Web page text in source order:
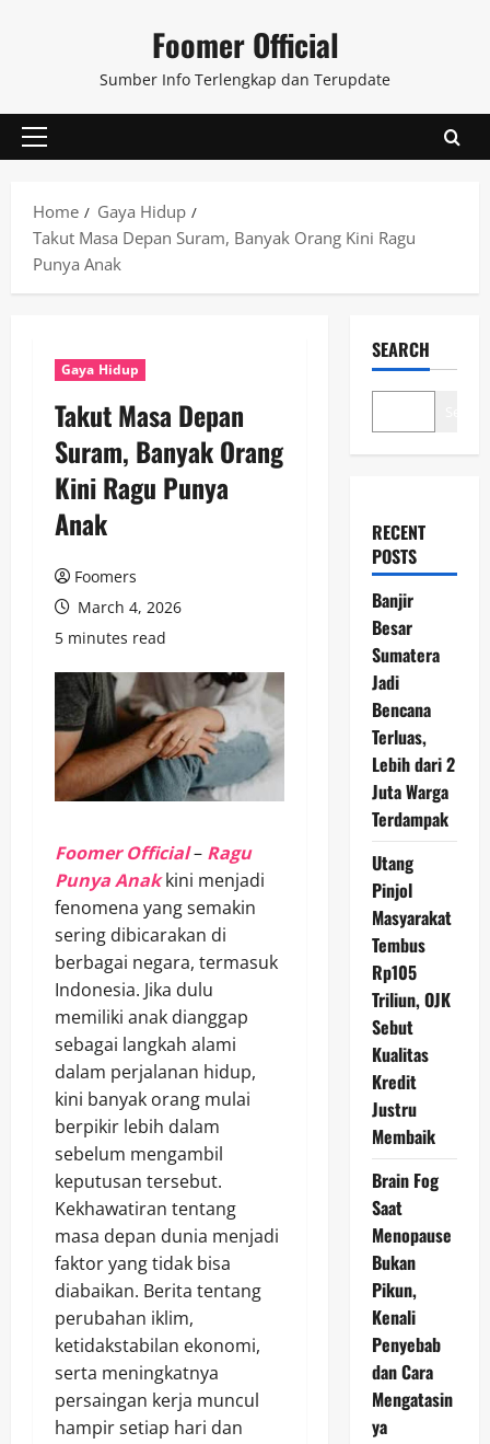
Foomer Official
Sumber Info Terlengkap dan Terupdate
Primary
Home
Gaya Hidup
Takut Masa Depan Suram, Banyak Orang Kini Ragu
Punya Anak
Gaya Hidup
Takut Masa Depan
Suram, Banyak Orang
Kini Ragu Punya
Anak
Foomers
March 4, 2026
5 minutes read
Foomer Official– Ragu
Punya Anakkini menjadi
fenomena yang semakin
sering dibicarakan di
berbagai negara, termasuk
Indonesia. Jika dulu
memiliki anak dianggap
sebagai langkah alami
dalam perjalanan hidup,
kini banyak orang mulai
berpikir lebih dalam
sebelum mengambil
keputusan tersebut.
Kekhawatiran tentang
masa depan dunia menjadi
faktor yang tidak bisa
diabaikan. Berita tentang
perubahan iklim,
ketidakstabilan ekonomi,
serta meningkatnya
persaingan kerja muncul
hampir setiap hari dan
SEARCH
RECENT
POSTS
Banjir
Besar
Sumatera
Jadi
Bencana
Terluas,
Lebih dari 2
Juta Warga
Terdampak
Utang
Pinjol
Masyarakat
Tembus
Rp105
Triliun, OJK
Sebut
Kualitas
Kredit
Justru
Membaik
Brain Fog
Saat
Menopause
Bukan
Pikun,
Kenali
Penyebab
dan Cara
Mengatasin
ya